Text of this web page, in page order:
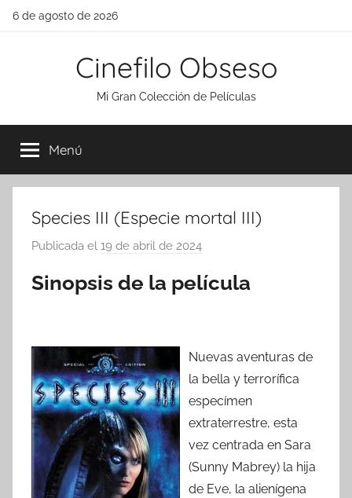
Saltar
6 de agosto de 2026
Cinefilo Obseso
Mi Gran Colección de Películas
Menú
Species III (Especie mortal III)
Publicada el 19 de abril de 2024
r
Sinopsis de la película
Nuevas aventuras de
la bella y terrorífica
especímen
extraterrestre, esta
vez centrada en Sara
(Sunny Mabrey) la hija
de Eve, la alienígena